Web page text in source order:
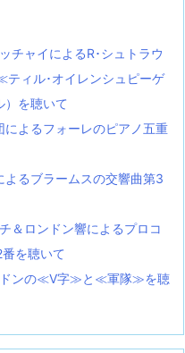
チャイによるR･シュトラウ
ィル･オイレンシュピーゲ
を聴いて
よるフォーレのピアノ五重
るブラームスの交響曲第3
＆ロンドン響によるプロコ
を聴いて
ドンの≪V字≫と≪軍隊≫を聴